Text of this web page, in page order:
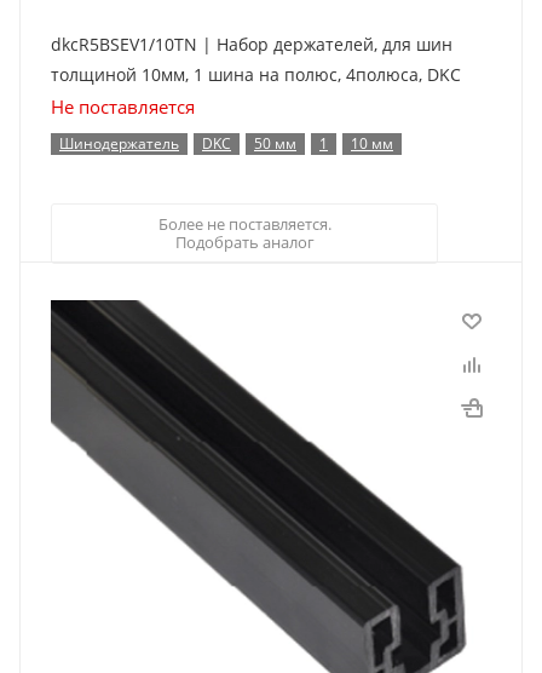
dkcR5BSEV1/10TN | Набор держателей, для шин
толщиной 10мм, 1 шина на полюс, 4полюса, DKC
Не поставляется
Шинодержатель DKC 50 мм 1 10 мм
Более не поставляется.
Подобрать аналог